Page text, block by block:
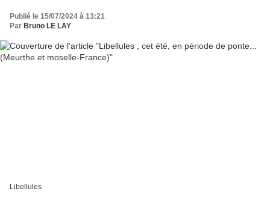
Publié le 15/07/2024 à 13:21
Par Bruno LE LAY
Libellules